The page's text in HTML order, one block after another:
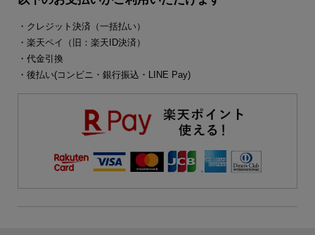
・クレジット決済（一括払い）
・楽天ペイ（旧：楽天ID決済）
・代金引換
・後払い(コンビニ・銀行振込・LINE Pay)